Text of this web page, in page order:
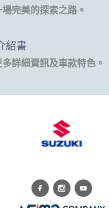
場完美的探索之路。
紹書
詳細資訊及車款特色。